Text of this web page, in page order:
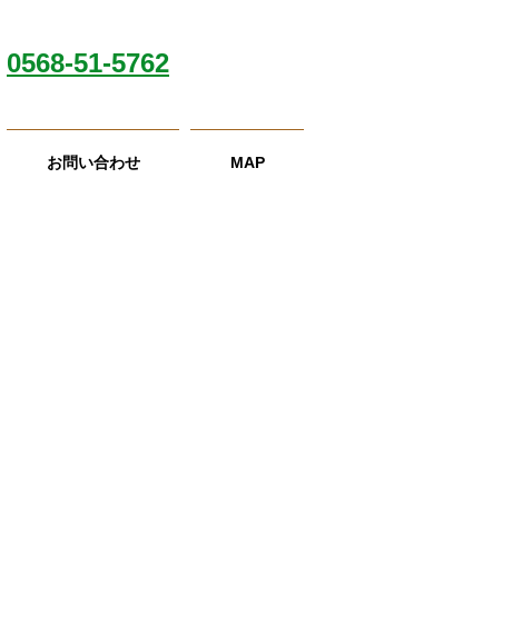
0568-51-5762
お問い合わせ MAP